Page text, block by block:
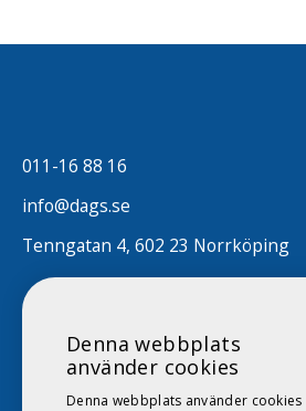
011-16 88 16
info@dags.se
Tenngatan 4, 602 23 Norrköping
Denna webbplats
använder cookies
Denna webbplats använder cookies